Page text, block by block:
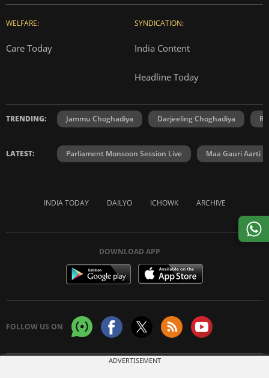
WELFARE:
Care Today
SYNDICATION:
India Content
Headline Today
TRENDING: Jammu Choghadiya Darjeeling Choghadiya
LATEST: Parliament Monsoon Session Live Maa Gauri Aarti
INDIA TODAY DAILYO ICHOWK ARCHIVE
DOWNLOAD APP
FOLLOW US ON
ADVERTISEMENT